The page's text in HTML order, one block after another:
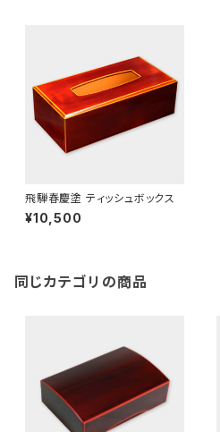
飛騨春慶塗 ティッシュボックス
¥10,500
同じカテゴリの商品